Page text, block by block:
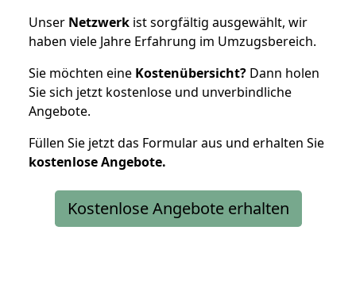
Unser Netzwerk ist sorgfältig ausgewählt, wir
haben viele Jahre Erfahrung im Umzugsbereich.
Sie möchten eine Kostenübersicht? Dann holen
Sie sich jetzt kostenlose und unverbindliche
Angebote.
Füllen Sie jetzt das Formular aus und erhalten Sie
kostenloseAngebote.
Kostenlose Angebote erhalten